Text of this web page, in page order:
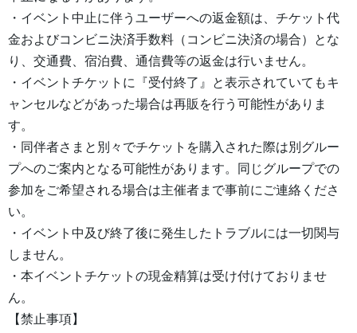
・イベント中止に伴うユーザーへの返金額は、チケット代
金およびコンビニ決済手数料（コンビニ決済の場合）とな
り、交通費、宿泊費、通信費等の返金は行いません。
・イベントチケットに『受付終了』と表示されていてもキ
ャンセルなどがあった場合は再販を行う可能性がありま
す。
・同伴者さまと別々でチケットを購入された際は別グルー
プへのご案内となる可能性があります。同じグループでの
参加をご希望される場合は主催者まで事前にご連絡くださ
い。
・イベント中及び終了後に発生したトラブルには一切関与
しません。
・本イベントチケットの現金精算は受け付けておりませ
ん。
【禁止事項】